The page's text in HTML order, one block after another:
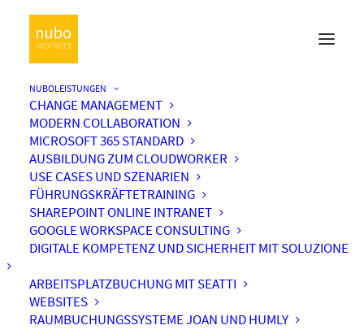
NUBOLEISTUNGEN
CHANGE MANAGEMENT
MODERN COLLABORATION
MICROSOFT 365 STANDARD
AUSBILDUNG ZUM CLOUDWORKER
USE CASES UND SZENARIEN
FÜHRUNGSKRÄFTETRAINING
SHAREPOINT ONLINE INTRANET
GOOGLE WORKSPACE CONSULTING
DIGITALE KOMPETENZ UND SICHERHEIT MIT SOLUZIONE
ARBEITSPLATZBUCHUNG MIT SEATTI
WEBSITES
RAUMBUCHUNGSSYSTEME JOAN UND HUMLY